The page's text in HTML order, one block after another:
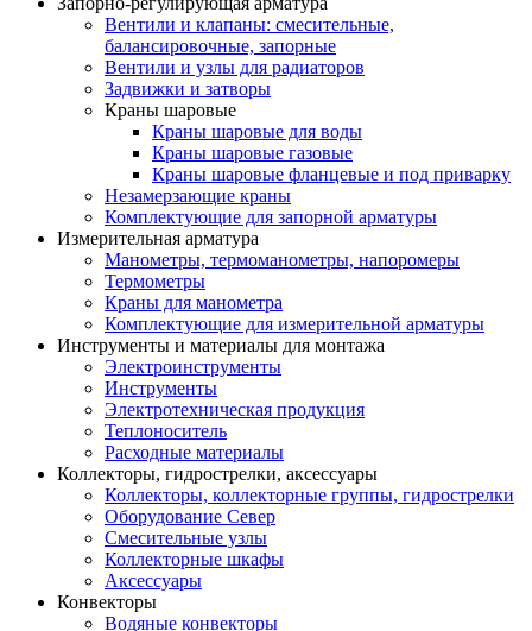
Вентили и клапаны: смесительные,
балансировочные, запорные
Вентили и узлы для радиаторов
Задвижки и затворы
Краны шаровые
Краны шаровые для воды
Краны шаровые газовые
Краны шаровые фланцевые и под приварку
Незамерзающие краны
Комплектующие для запорной арматуры
Измерительная арматура
Манометры, термоманометры, напоромеры
Термометры
Краны для манометра
Комплектующие для измерительной арматуры
Инструменты и материалы для монтажа
Электроинструменты
Инструменты
Электротехническая продукция
Теплоноситель
Расходные материалы
Коллекторы, гидрострелки, аксессуары
Коллекторы, коллекторные группы, гидрострелки
Оборудование Север
Смесительные узлы
Коллекторные шкафы
Аксессуары
Конвекторы
Водяные конвекторы